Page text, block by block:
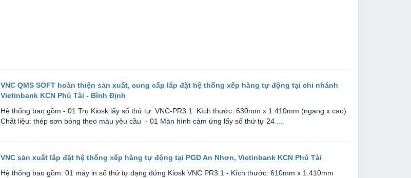
VNC QMS SOFT hoàn thiện sản xuất, cung cấp lắp đặt hệ thống xếp hàng tự động tại chi nhánh
Vietinbank KCN Phú Tài - Bình Định
Hệ thống bao gồm - 01 Trụ Kiosk lấy số thứ tự VNC-PR3.1 Kích thước: 630mm x 1.410mm (ngang x cao)
Chất liệu: thép sơn bóng theo màu yêu cầu - 01 Màn hình cảm ứng lấy số thứ tự 24 ...
VNC sản xuất lắp đặt hệ thống xếp hàng tự động tại PGD An Nhơn, Vietinbank KCN Phú Tài
Hệ thống bao gồm: 01 máy in số thứ tự dạng đứng Kiosk VNC PR3.1 - Kích thước: 610mm x 1.410mm